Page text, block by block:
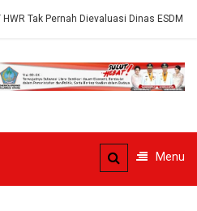
Dievaluasi Dinas ESDM
Menu